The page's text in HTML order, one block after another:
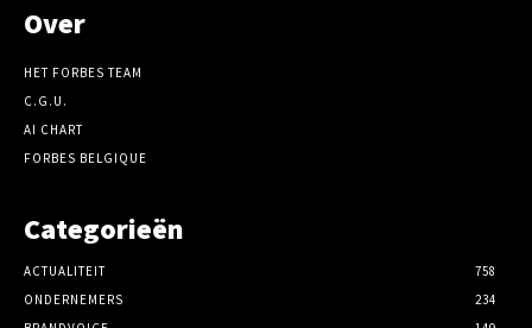
Over
HET FORBES TEAM
C.G.U.
AI CHART
FORBES BELGIQUE
Categorieën
ACTUALITEIT
758
ONDERNEMERS
234